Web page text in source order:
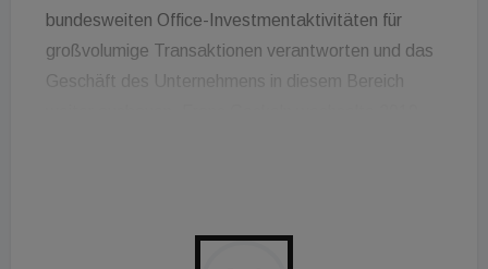
bundesweiten Office-Investmentaktivitäten für
großvolumige Transaktionen verantworten und das
Geschäft des Unternehmens in diesem Bereich